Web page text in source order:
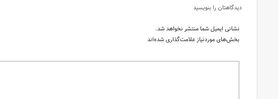
دیدگاهتان را بنویسید
نشانی ایمیل شما منتشر نخواهد شد.
بخش‌های موردنیاز علامت‌گذاری شده‌اند